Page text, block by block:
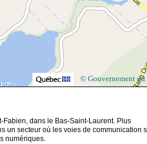
© Gouvernement du
Fabien, dans le Bas-Saint-Laurent. Plus
un secteur où les voies de communication
numériques.